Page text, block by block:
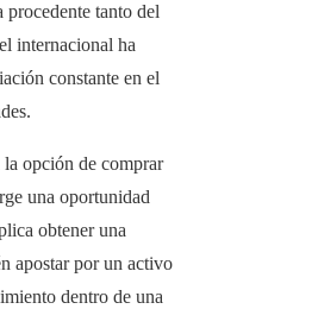
tanto del
internacional ha
constante en el
la opción de comprar
una oportunidad
obtener una
apostar por un activo
dentro de una